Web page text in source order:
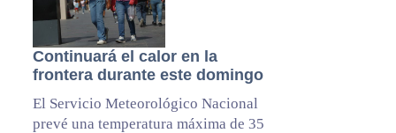
Continuará el calor en la
frontera durante este domingo
El Servicio Meteorológico Nacional
prevé una temperatura máxima de 35